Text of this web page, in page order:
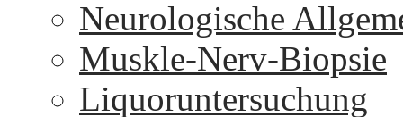
Neurologische
Muskle-Nerv-Biopsie
Liquoruntersuchung